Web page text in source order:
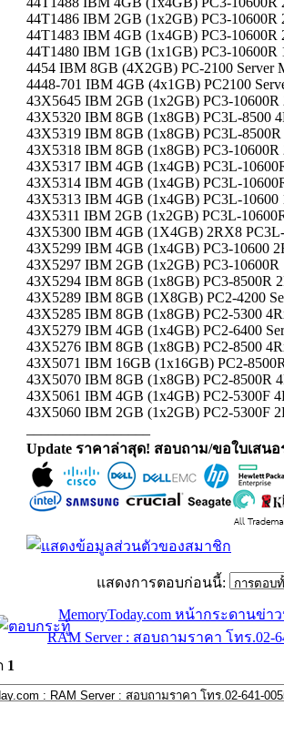
44T1486 IBM 2GB (1x2GB) PC3-10600R
44T1483 IBM 4GB (1x4GB) PC3-10600R
44T1480 IBM 1GB (1x1GB) PC3-10600R
4454 IBM 8GB (4X2GB) PC-2100 Server
4448-701 IBM 4GB (4x1GB) PC2100
43X5645 IBM 2GB (1x2GB) PC3-10600R
43X5320 IBM 8GB (1x8GB) PC3L-8500
43X5319 IBM 8GB (1x8GB) PC3L-8500R
43X5318 IBM 8GB (1x8GB) PC3-10600R
43X5317 IBM 4GB (1x4GB) PC3L-
43X5314 IBM 4GB (1x4GB) PC3L-
43X5313 IBM 4GB (1x4GB) PC3L-10600
43X5311 IBM 2GB (1x2GB) PC3L-
43X5300 IBM 4GB (1X4GB) 2RX8
43X5299 IBM 4GB (1x4GB) PC3-10600
43X5297 IBM 2GB (1x2GB) PC3-10600R
43X5294 IBM 8GB (1x8GB) PC3-8500R
43X5289 IBM 8GB (1X8GB) PC2-4200
43X5285 IBM 8GB (1x8GB) PC2-5300
43X5279 IBM 4GB (1x4GB) PC2-6400
43X5276 IBM 8GB (1x8GB) PC2-8500
43X5071 IBM 16GB (1x16GB) PC2-
43X5070 IBM 8GB (1x8GB) PC2-8500R
43X5061 IBM 4GB (1x4GB) PC2-5300F
43X5060 IBM 2GB (1x2GB) PC2-5300F
Update ราคาล่าสุด! สอบถาม/ขอใบเสนอ
แสดงการตอบก่อนนี้:
MemoryToday.com หน้ากระดานข่า
RAM Server : สอบถามราคา โทร.02-
1